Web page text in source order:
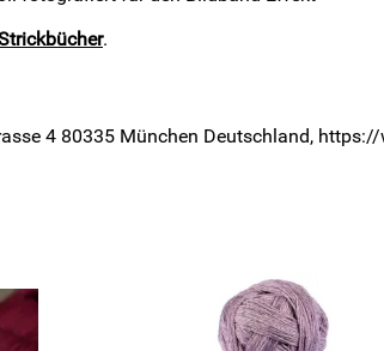
.
4 80335 München Deutschland,